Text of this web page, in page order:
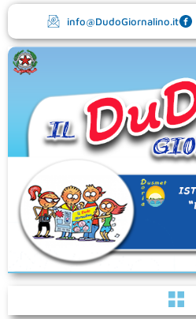
contenuto
info@DudoGiornalino.it
Menu